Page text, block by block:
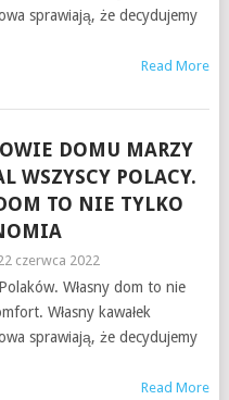
sprawiają, że decydujemy
Read More
DOMU MARZY
WSZYSCY POLACY.
TO NIE TYLKO
czerwca 2022
Własny dom to nie
Własny kawałek
sprawiają, że decydujemy
Read More